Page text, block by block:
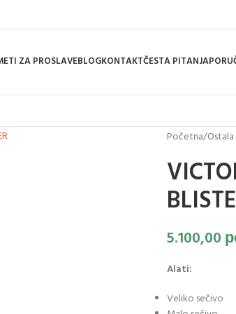
ZA PROSLAVEBLOGKONTAKTČESTA PITANJA
Početna/
5.100,00
Alati:
Veliko sečivo